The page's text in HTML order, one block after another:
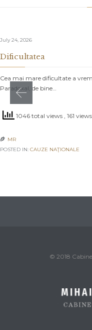
July 24, 2026
Dificultatea
Cea mai mare dificultate a
Paradoxal, de bine…
1046 total views , 161
 MR
POSTED IN: CAUZE NAŢIONALE
© 2018